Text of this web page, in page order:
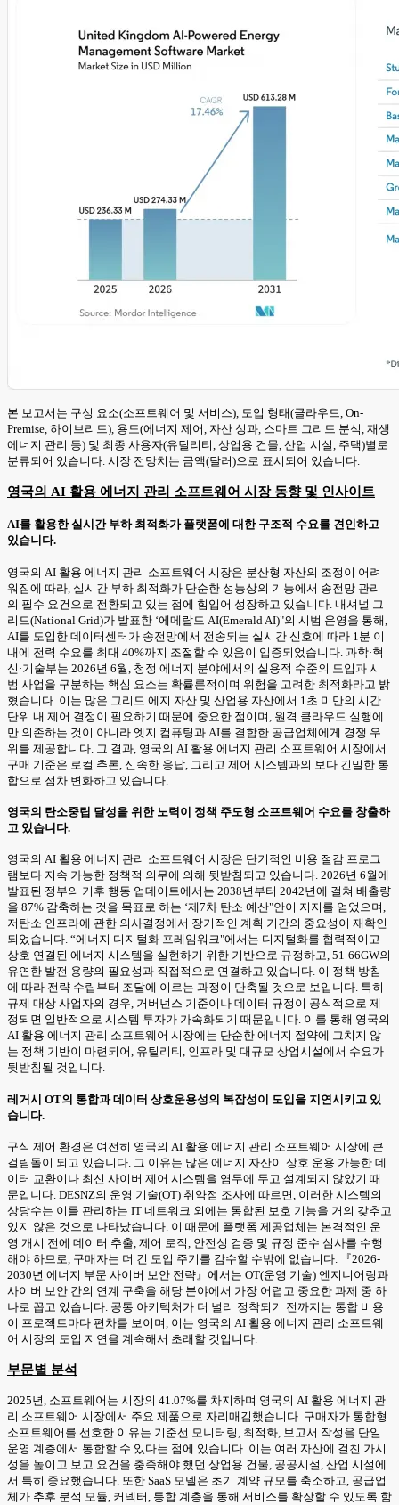
본 보고서는 구성 요소(소프트웨어 및 서비스), 도입 형태(클라우드, On-
Premise, 하이브리드), 용도(에너지 제어, 자산 성과, 스마트 그리드 분석, 재생
에너지 관리 등) 및 최종 사용자(유틸리티, 상업용 건물, 산업 시설, 주택)별로
분류되어 있습니다. 시장 전망치는 금액(달러)으로 표시되어 있습니다.
영국의 AI 활용 에너지 관리 소프트웨어 시장 동향 및 인사이트
AI를 활용한 실시간 부하 최적화가 플랫폼에 대한 구조적 수요를 견인하고
있습니다.
영국의 AI 활용 에너지 관리 소프트웨어 시장은 분산형 자산의 조정이 어려
워짐에 따라, 실시간 부하 최적화가 단순한 성능상의 기능에서 송전망 관리
의 필수 요건으로 전환되고 있는 점에 힘입어 성장하고 있습니다. 내셔널 그
리드(National Grid)가 발표한 ‘에메랄드 AI(Emerald AI)"의 시범 운영을 통해,
AI를 도입한 데이터센터가 송전망에서 전송되는 실시간 신호에 따라 1분 이
내에 전력 수요를 최대 40%까지 조절할 수 있음이 입증되었습니다. 과학·혁
신·기술부는 2026년 6월, 청정 에너지 분야에서의 실용적 수준의 도입과 시
범 사업을 구분하는 핵심 요소는 확률론적이며 위험을 고려한 최적화라고 밝
혔습니다. 이는 많은 그리드 에지 자산 및 산업용 자산에서 1초 미만의 시간
단위 내 제어 결정이 필요하기 때문에 중요한 점이며, 원격 클라우드 실행에
만 의존하는 것이 아니라 엣지 컴퓨팅과 AI를 결합한 공급업체에게 경쟁 우
위를 제공합니다. 그 결과, 영국의 AI 활용 에너지 관리 소프트웨어 시장에서
구매 기준은 로컬 추론, 신속한 응답, 그리고 제어 시스템과의 보다 긴밀한 통
합으로 점차 변화하고 있습니다.
영국의 탄소중립 달성을 위한 노력이 정책 주도형 소프트웨어 수요를 창출하
고 있습니다.
영국의 AI 활용 에너지 관리 소프트웨어 시장은 단기적인 비용 절감 프로그
램보다 지속 가능한 정책적 의무에 의해 뒷받침되고 있습니다. 2026년 6월에
발표된 정부의 기후 행동 업데이트에서는 2038년부터 2042년에 걸쳐 배출량
을 87% 감축하는 것을 목표로 하는 ‘제7차 탄소 예산"안이 지지를 얻었으며,
저탄소 인프라에 관한 의사결정에서 장기적인 계획 기간의 중요성이 재확인
되었습니다. “에너지 디지털화 프레임워크"에서는 디지털화를 협력적이고
상호 연결된 에너지 시스템을 실현하기 위한 기반으로 규정하고, 51-66GW의
유연한 발전 용량의 필요성과 직접적으로 연결하고 있습니다. 이 정책 방침
에 따라 전략 수립부터 조달에 이르는 과정이 단축될 것으로 보입니다. 특히
규제 대상 사업자의 경우, 거버넌스 기준이나 데이터 규정이 공식적으로 제
정되면 일반적으로 시스템 투자가 가속화되기 때문입니다. 이를 통해 영국의
AI 활용 에너지 관리 소프트웨어 시장에는 단순한 에너지 절약에 그치지 않
는 정책 기반이 마련되어, 유틸리티, 인프라 및 대규모 상업시설에서 수요가
뒷받침될 것입니다.
레거시 OT의 통합과 데이터 상호운용성의 복잡성이 도입을 지연시키고 있
습니다.
구식 제어 환경은 여전히 영국의 AI 활용 에너지 관리 소프트웨어 시장에 큰
걸림돌이 되고 있습니다. 그 이유는 많은 에너지 자산이 상호 운용 가능한 데
이터 교환이나 최신 사이버 제어 시스템을 염두에 두고 설계되지 않았기 때
문입니다. DESNZ의 운영 기술(OT) 취약점 조사에 따르면, 이러한 시스템의
상당수는 이를 관리하는 IT 네트워크 외에는 통합된 보호 기능을 거의 갖추고
있지 않은 것으로 나타났습니다. 이 때문에 플랫폼 제공업체는 본격적인 운
영 개시 전에 데이터 추출, 제어 로직, 안전성 검증 및 규정 준수 심사를 수행
해야 하므로, 구매자는 더 긴 도입 주기를 감수할 수밖에 없습니다. 『2026-
2030년 에너지 부문 사이버 보안 전략』에서는 OT(운영 기술) 엔지니어링과
사이버 보안 간의 연계 구축을 해당 분야에서 가장 어렵고 중요한 과제 중 하
나로 꼽고 있습니다. 공통 아키텍처가 더 널리 정착되기 전까지는 통합 비용
이 프로젝트마다 편차를 보이며, 이는 영국의 AI 활용 에너지 관리 소프트웨
어 시장의 도입 지연을 계속해서 초래할 것입니다.
부문별 분석
2025년, 소프트웨어는 시장의 41.07%를 차지하며 영국의 AI 활용 에너지 관
리 소프트웨어 시장에서 주요 제품으로 자리매김했습니다. 구매자가 통합형
소프트웨어를 선호한 이유는 기준선 모니터링, 최적화, 보고서 작성을 단일
운영 계층에서 통합할 수 있다는 점에 있습니다. 이는 여러 자산에 걸친 가시
성을 높이고 보고 요건을 충족해야 했던 상업용 건물, 공공시설, 산업 시설에
서 특히 중요했습니다. 또한 SaaS 모델은 초기 계약 규모를 축소하고, 공급업
체가 추후 분석 모듈, 커넥터, 통합 계층을 통해 서비스를 확장할 수 있도록 함